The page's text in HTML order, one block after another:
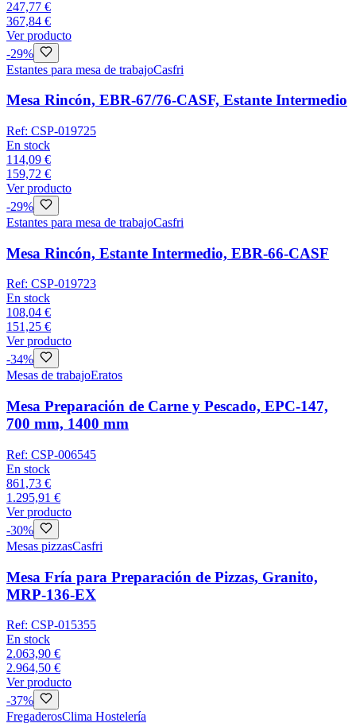
247,77 €
367,84 €
Ver producto
-29%
Estantes para mesa de trabajoCasfri
Mesa Rincón, EBR-67/76-CASF, Estante Intermedio
Ref: CSP-019725
En stock
114,09 €
159,72 €
Ver producto
-29%
Estantes para mesa de trabajoCasfri
Mesa Rincón, Estante Intermedio, EBR-66-CASF
Ref: CSP-019723
En stock
108,04 €
151,25 €
Ver producto
-34%
Mesas de trabajoEratos
Mesa Preparación de Carne y Pescado, EPC-147,
700 mm, 1400 mm
Ref: CSP-006545
En stock
861,73 €
1.295,91 €
Ver producto
-30%
Mesas pizzasCasfri
Mesa Fría para Preparación de Pizzas, Granito,
MRP-136-EX
Ref: CSP-015355
En stock
2.063,90 €
2.964,50 €
Ver producto
-37%
FregaderosClima Hostelería